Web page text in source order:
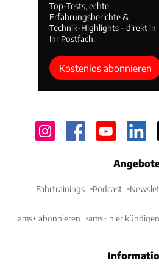
Top-Tests, echte
Erfahrungsberichte &
Technik-Highlights – direkt in
Ihr Postfach.
Kostenlos abonnieren
Fahrtrainings Podcast
ams+ abonnieren ams+ hier kündigen